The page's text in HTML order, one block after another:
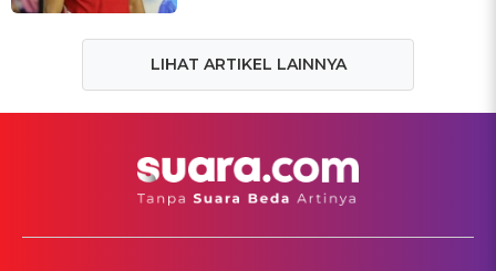
LIHAT ARTIKEL LAINNYA